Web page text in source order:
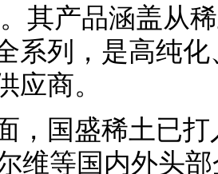
其产品涵盖从
系列，是高纯
应商。
，国盛稀土已
维等国内外头